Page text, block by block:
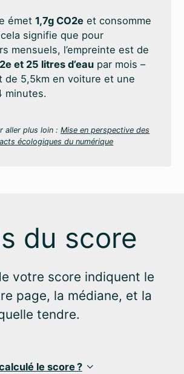
émet 1,7g CO2eet consomme
signifie que pour
mensuels, l’empreinte est de
et 25 litres d’eaupar mois –
de 5,5km en voiture et une
minutes.
aller plus loin :Mise en perspective des
écologiques du numérique
du score
votre score indiquent le
page, la médiane, et la
tendre.
le score ?